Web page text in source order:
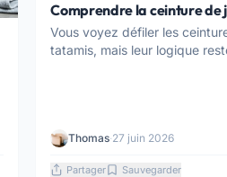
Comprendre la ceinture de
Vous voyez défiler les
tatamis, mais leur logique
Thomas·27 juin 2026
Partager Sauvegarder